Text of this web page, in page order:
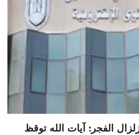
الفجر: آيات الله توقظ